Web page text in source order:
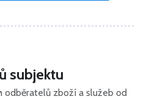
subjektu
odběratelů zboží a služeb od